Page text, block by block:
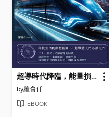
超導時代降臨，能量損耗從此為零！能源科技最終解
by羅會仟
EBOOK